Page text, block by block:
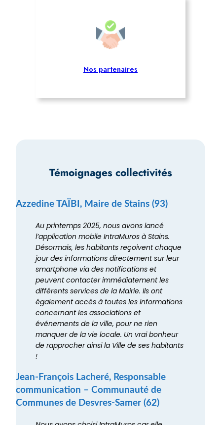
Nos partenaires
Témoignages collectivités
Azzedine TAÏBI, Maire de Stains (93)
Au printemps 2025, nous avons lancé
l’application mobile IntraMuros à Stains.
Désormais, les habitants reçoivent chaque
jour des informations directement sur leur
smartphone via des notifications et
peuvent contacter immédiatement les
différents services de la Mairie. Ils ont
également accès à toutes les informations
concernant les associations et
événements de la ville, pour ne rien
manquer de la vie locale. Un vrai bonheur
de rapprocher ainsi la Ville de ses habitants
!
Jean-François Lacheré, Responsable
communication – Communauté de
Communes de Desvres-Samer (62)